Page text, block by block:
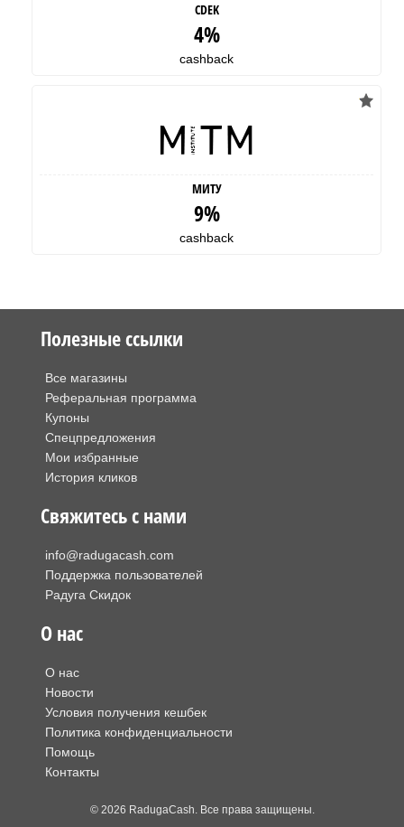
CDEK
4%
cashback
МИТУ
9%
cashback
Полезные ссылки
Все магазины
Реферальная программа
Купоны
Спецпредложения
Мои избранные
История кликов
Свяжитесь с нами
info@radugacash.com
Поддержка пользователей
Радуга Скидок
О нас
О нас
Новости
Условия получения кешбек
Политика конфиденциальности
Помощь
Контакты
© 2026 RadugaCash. Все права защищены.